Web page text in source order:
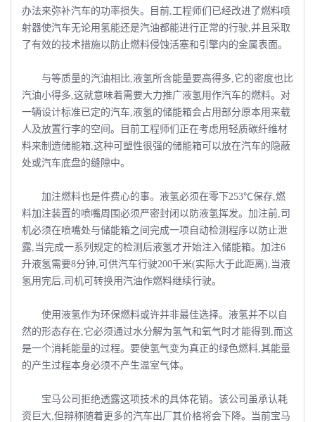
办法来弥补汽车的功率损失。目前,工程师们已经改进了燃料喷
射器使汽车无论用氢能还是汽油都能进行正常的行驶,并且采取
了有效的技术措施以防止燃料侵蚀活塞和引擎内的金属表面。
与等质量的汽油相比,液氢所含能量要高得多,它的密度也比
汽油小得多,这就意味着需要大力推广液氢用作汽车的燃料。对
一辆设计标准已定的汽车,液氢的储能箱会占用部分原本用来载
人及放置行李的空间。目前工程师们正在考虑用轻质碳纤维材
料来制造储能箱,这种可塑性很强的储能箱可以放在汽车的隐蔽
处或汽车底盘的缝隙中。
加注燃料也是件费心的事。液氢必须在零下253℃保存,燃
料加注装置的喷嘴周围必须严密封闭以防液氢挥发。加注前,司
机必须在喷嘴处与储能箱之间完成一项自动检测程序以防止泄
露,当完成一系列规定的检测后液氢才开始注入储能箱。加注6
升液氢需要8分钟,可供汽车行驶200千米(实际大于此距离),当液
氢用完后,司机可转换用汽油作燃料继续行驶。
使用液氢作为环保燃料或许并非最佳选择。液氢并不以自
然的形态存在,它必须通过水分解为氢气和氧气时才能得到,而这
是一个消耗能量的过程。要使氢气变为真正的绿色燃料,其能量
的产生过程本身必须不产生温室气体。
宝马公司拒绝透露这项技术的具体花销。该公司虽承认耗
资巨大,但辩称随着更多的汽车出厂其价格将会下降。当前宝马